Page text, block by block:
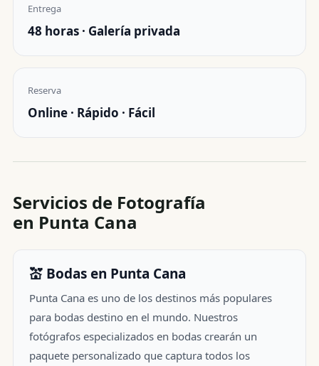
Entrega
48 horas · Galería privada
Reserva
Online · Rápido · Fácil
Servicios de Fotografía
en Punta Cana
💒 Bodas en Punta Cana
Punta Cana es uno de los destinos más populares
para bodas destino en el mundo. Nuestros
fotógrafos especializados en bodas crearán un
paquete personalizado que captura todos los